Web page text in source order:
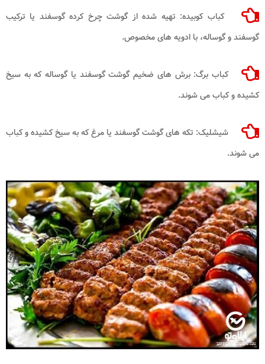
کباب کوبیده: تهیه شده از گوشت چرخ کرده گوسفند یا ترکیب
گوسفند و گوساله، با ادویه های مخصوص.
کباب برگ: برش های ضخیم گوشت گوسفند یا گوساله که به سیخ
کشیده و کباب می شوند.
شیشلیک: تکه های گوشت گوسفند یا مرغ که به سیخ کشیده و کباب
می شوند.